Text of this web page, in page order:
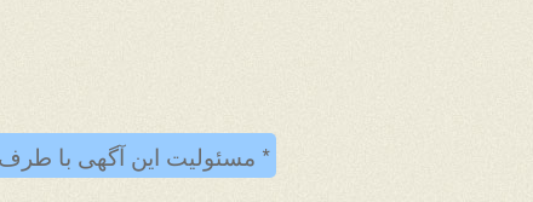
* مسئولیت این آگهی با